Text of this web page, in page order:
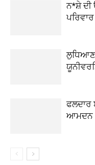
ਨ*ਸ਼ੇ ਦੀ
ਫਲਦਾਰ
ਆਮਦਨ